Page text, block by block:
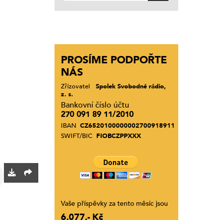
PROSÍME PODPOŘTE
NÁS
Zřizovatel
Spolek Svobodné rádio,
z. s.
Bankovní číslo účtu
270 091 89 11/2010
IBAN CZ6520100000002700918911
SWIFT/BIC FIOBCZPPXXX
Vaše příspěvky za tento měsíc jsou
6.077,- Kč